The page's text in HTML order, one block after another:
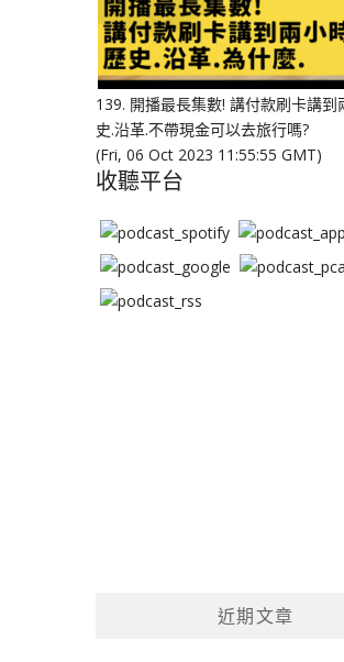
139. 開播最長集數! 講付款刷卡講到
史.沿革.不帶現金可以去旅行嗎?
(Fri, 06 Oct 2023 11:55:55 GMT)
收聽平台
近期文章